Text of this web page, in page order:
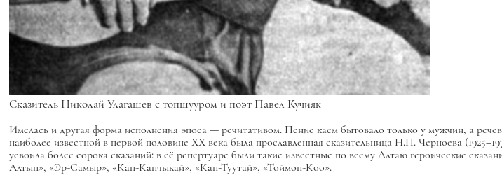
Сказитель Николай Улагашев с топшууром и поэт Павел Кучияк
Имелась и другая форма исполнения эпоса — речитативом. Пение каем бытовало только у мужчин, а
наиболее известной в первой половине ХХ века была прославленная сказительница Н.П. Черноева
усвоила более сорока сказаний: в её репертуаре были такие известные по всему Алтаю героические
Алтын», «Эр-Самыр», «Кан-Капчыкай», «Кан-Туутай», «Тоймон-Коо».